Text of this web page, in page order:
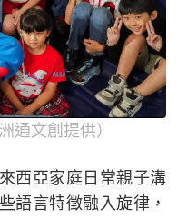
通文創提供）
西亞家庭日常親子溝
語言特徵融入旋律，